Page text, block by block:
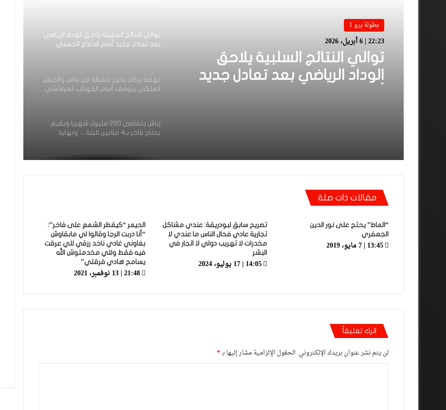
بطولة برو 1
22:23 | 6 أبريل، 2026
توالي النتائج السلبية يلاحق
الوداد الرياضي بعد تعادل جديد
توالي النتائج السلبية يلاحق الوداد الرياضي
بعد تعادل جديد أمام الدفاع الحسني
نهضة بركان يخرج بنقطة من فاس والجيش
الملكي يتوقف أمام الكوكب المراكشي
زياش يتقاضى 200 مليون شهريا ويقيم
بجناح فاخر بـ4 ملايين لليلة… ونهاية
وإن شاء الله غادي نكونوا واجدين في
المباراة وخا مكانتش ساهلة وحنا كنحاولوا
نركزوا باش نعاونوا المنتخب
فيديو.. لحظة اجتياح الجمهور الجزائري
لأرضية ملعب تورينو وإحداث فوضى عارمة
داخله
الوطني وسعيد بهاد الفوز في أول ظهور
أول فوز مع المدرب الجديد مزيان
مقالات ذات صلة
“الماط” يحتج على نور الدين
الجعفري
13:45 | 7 مايو، 2019
تصريح سابق لبودريقة: عندي مشاكل
تجارية عادي فحال الناس ما عندي لا
مخدرات لا تهريب دولي لا اتجار في
البشر
14:05 | 17 يوليو، 2024
الحيمر “كيقطر الشمع على فاخر”:
“أنا دربت الرجا وقالوا لي مابقاوش
بغاوني غادي ناخد رزقي للي عرقت
فيه فقط وللي مخدمتوش الله
يسامح هادي فرقتي”
21:48 | 13 نوفمبر، 2021
اترك تعليقاً
لن يتم نشر عنوان بريدك الإلكتروني. الحقول الإلزامية مشار إليها بـ*